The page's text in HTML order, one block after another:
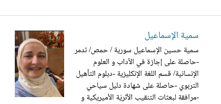
سمية الإسماعيل
سمية حسين الإسماعيل سورية / حمص/ تدمر
-حاصلة على إجازة في الآداب و العلوم
الإنسانية/ قسم اللغة الإنكليزية -دبلوم التأهيل
التربوي -حاصلة على شهادة دليل سياحي
-مرافقة لبعثات التنقيب الأثريّة الأميريكية و